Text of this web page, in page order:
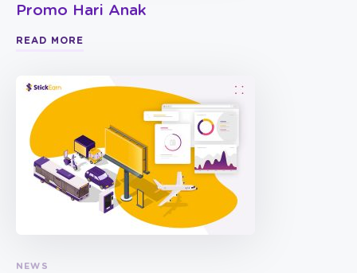
Promo Hari Anak
READ MORE
NEWS